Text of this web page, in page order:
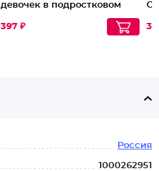
девочек в подростковом
397 ₽
Россия
1000262951